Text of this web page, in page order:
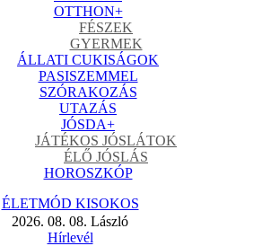
OTTHON+
FÉSZEK
GYERMEK
ÁLLATI CUKISÁGOK
PASISZEMMEL
SZÓRAKOZÁS
UTAZÁS
JÓSDA+
JÁTÉKOS JÓSLÁTOK
ÉLŐ JÓSLÁS
HOROSZKÓP
ÉLETMÓD KISOKOS
2026. 08. 08. László
Hírlevél